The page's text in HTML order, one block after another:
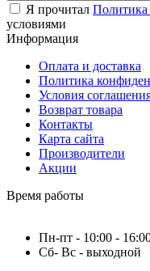
Я прочитал Политика
условиями
Информация
Оплата и доставка
Политика
Условия
Возврат товара
Контакты
Карта сайта
Производители
Акции
Время работы
Пн-пт - 10:00 -
Сб- Вс - выходной